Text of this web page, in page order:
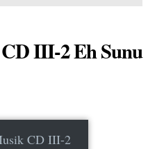
III-2 Eh Sunu
CD III-2